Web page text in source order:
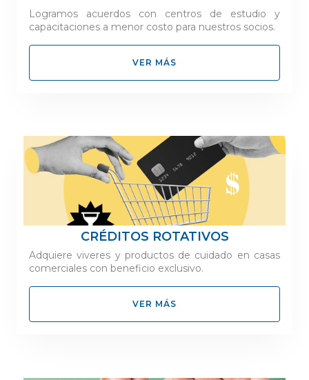
Logramos acuerdos con centros de estudio y
capacitaciones a menor costo para nuestros socios.
VER MÁS
CRÉDITOS ROTATIVOS
Adquiere viveres y productos de cuidado en casas
comerciales con beneficio exclusivo.
VER MÁS